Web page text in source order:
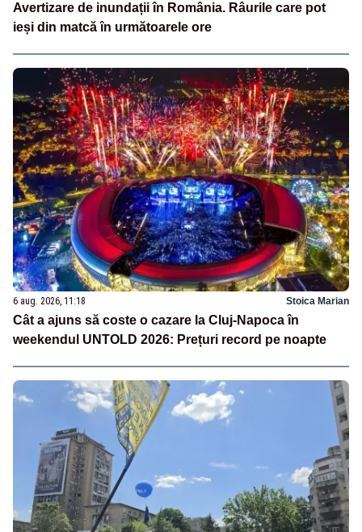
Avertizare de inundații în România. Râurile care pot
ieși din matcă în următoarele ore
6 aug. 2026, 11:18 Stoica Marian
Cât a ajuns să coste o cazare la Cluj-Napoca în
weekendul UNTOLD 2026: Prețuri record pe noapte